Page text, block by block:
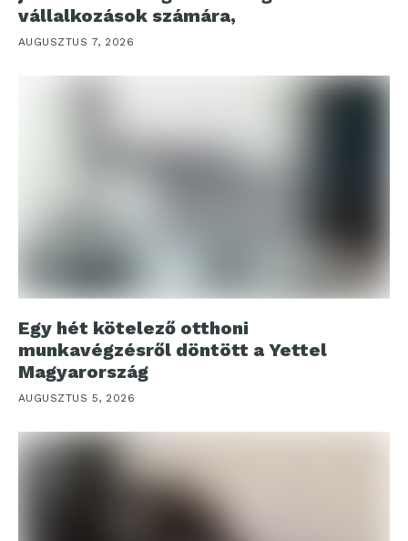
vállalkozások számára,
AUGUSZTUS 7, 2026
Egy hét kötelező otthoni
munkavégzésről döntött a Yettel
Magyarország
AUGUSZTUS 5, 2026